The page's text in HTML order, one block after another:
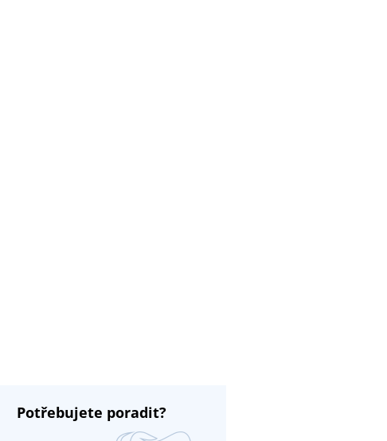
Potřebujete poradit?